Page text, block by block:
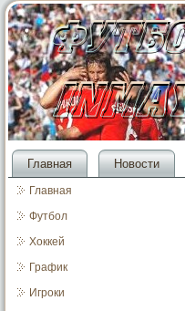
Главная Новости
Главная
Футбол
Хоккей
График
Игроки